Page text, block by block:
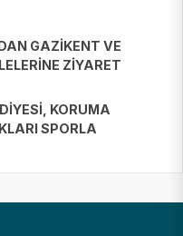
GAZİKENT VE
ZİYARET
KORUMA
SPORLA